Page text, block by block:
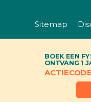
Sitemap